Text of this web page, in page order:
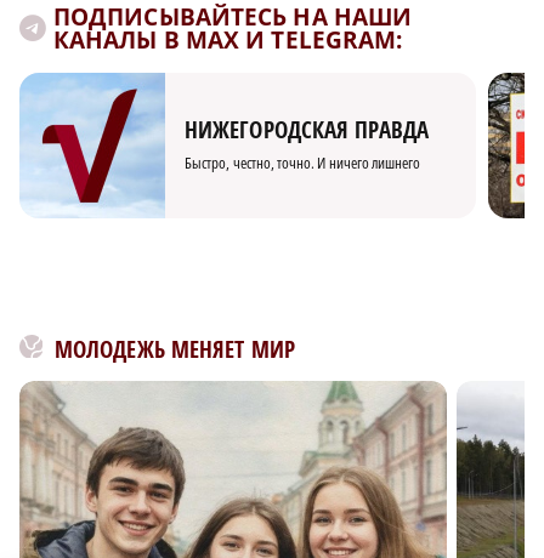
ПОДПИСЫВАЙТЕСЬ НА НАШИ
КАНАЛЫ В MAX И TELEGRAM:
НИЖЕГОРОДСКАЯ ПРАВДА
Быстро, честно, точно. И ничего лишнего
МОЛОДЕЖЬ МЕНЯЕТ МИР